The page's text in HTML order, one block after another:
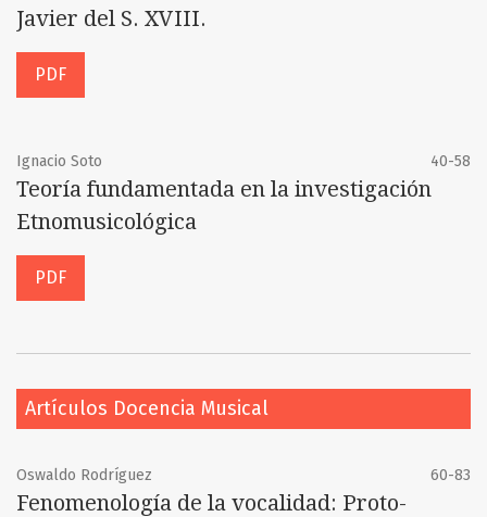
Javier del S. XVIII.
PDF
Ignacio Soto 40-58
Teoría fundamentada en la investigación
Etnomusicológica
PDF
Artículos Docencia Musical
Oswaldo Rodríguez 60-83
Fenomenología de la vocalidad: Proto-